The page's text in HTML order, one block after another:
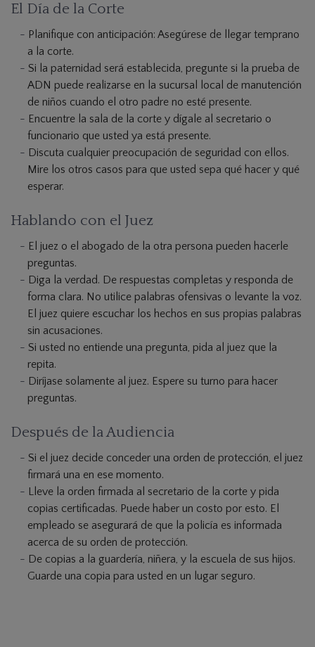
El Día de la Corte
Planifique con anticipación: Asegúrese de llegar temprano
a la corte.
Si la paternidad será establecida, pregunte si la prueba de
ADN puede realizarse en la sucursal local de manutención
de niños cuando el otro padre no esté presente.
Encuentre la sala de la corte y dígale al secretario o
funcionario que usted ya está presente.
Discuta cualquier preocupación de seguridad con ellos.
Mire los otros casos para que usted sepa qué hacer y qué
esperar.
Hablando con el Juez
El juez o el abogado de la otra persona pueden hacerle
preguntas.
Diga la verdad. De respuestas completas y responda de
forma clara. No utilice palabras ofensivas o levante la voz.
El juez quiere escuchar los hechos en sus propias palabras
sin acusaciones.
Si usted no entiende una pregunta, pida al juez que la
repita.
Diríjase solamente al juez. Espere su turno para hacer
preguntas.
Después de la Audiencia
Si el juez decide conceder una orden de protección, el juez
firmará una en ese momento.
Lleve la orden firmada al secretario de la corte y pida
copias certificadas. Puede haber un costo por esto. El
empleado se asegurará de que la policía es informada
acerca de su orden de protección.
De copias a la guardería, niñera, y la escuela de sus hijos.
Guarde una copia para usted en un lugar seguro.